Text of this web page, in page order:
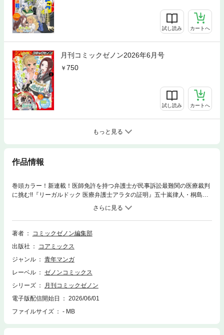
試し読み カートへ
月刊コミックゼノン2026年6月号
750
試し読み カートへ
もっと見る
作品情報
巻頭カラー！新連載！医師免許を持つ弁護士が民事訴訟最難関の医療裁判
に挑む!!『リーガルドック 医療弁護士アラタの証明』五十嵐律人・桐島由
紀・鈴木孝昭●単行本第3巻発売中！肌荒れに悩む青年はまりあのクリニッ
クへ──。『Dressing 美容外科医 森野まりあ』藤川よつ葉・山本亜季・
林みどり●TVアニメ大ヒット放送中!!恋愛に興味を持ち出したオタクくん
は!?『オタクに優しいギャルはいない!?』のりしろちゃん・魚住さかな●単
王と呼ばれた男』稲井雄人●コミックゼノンは今月も傾きます！【収録作
品】リーガルドック 医療弁護士アラタの証明ワカコ酒Dressing 美容外科
け婚 フラウリーナ・ローゼンハイムは運命の追放魔導師に嫁ぎたい前田慶
次 かぶき旅うちのちいさな女中さん今日からCITY HUNTER終末のワルキ
ューレ禁伝 神々の黙示録まきばのカルテ 産業動物臨床獣医師 三海佑フ
ィルター越しのカノジョ東京カンナビス特区 大麻王と呼ばれた男終末のワ
ルキューレ奇譚 ジャック・ザ・リッパーの事件簿兄に恋する私たちめしぬ
著者
コミックゼノン編集部
出版社
コアミックス
ジャンル
青年マンガ
レーベル
ゼノンコミックス
シリーズ
月刊コミックゼノン
電子版配信開始日
2026/06/01
ファイルサイズ
- MB